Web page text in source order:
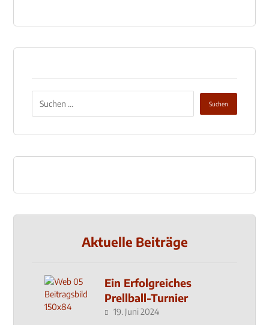
Aktuelle Beiträge
Ein Erfolgreiches
Prellball-Turnier
19. Juni 2024